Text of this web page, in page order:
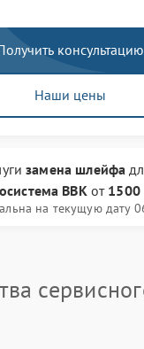
консультацию
Наши цены
замена шлейфа
BBKот 1500
на текущую дату